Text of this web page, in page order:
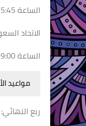
الساعة 5:45 مساءً بتوقيت مكة المكرمة
الاتحاد
الساعة 9:00 مساءً بتوقيت مكة المكرمة
مواعيد
ربع النهائي: